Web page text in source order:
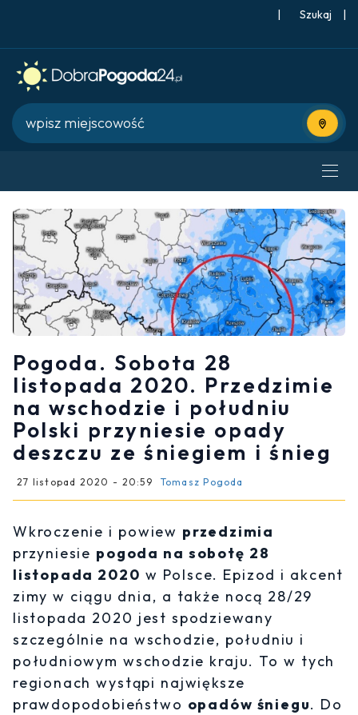
| |
Użyj
Pogoda. Sobota 28
listopada 2020. Przedzimie
na wschodzie i południu
Polski przyniesie opady
deszczu ze śniegiem i śnieg
27 listopad 2020 - 20:59 Tomasz Pogoda
Wkroczenie i powiew przedzimia
przyniesie pogoda na sobotę 28
listopada 2020 w Polsce. Epizod i akcent
zimy w ciągu dnia, a także nocą 28/29
listopada 2020 jest spodziewany
szczególnie na wschodzie, południu i
południowym wschodzie kraju. To w tych
regionach wystąpi największe
prawdopodobieństwo opadów śniegu. Do